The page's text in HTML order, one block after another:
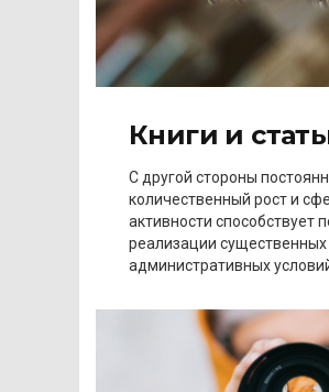
Книги и
С другой стороны
количественный рост и
активности способствует
реализации
административных